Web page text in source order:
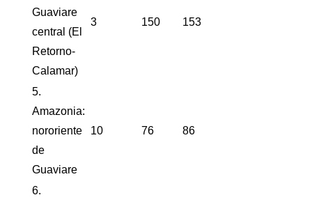
Guaviare
central (El
Retorno-
Calamar)
3 150 153
5.
Amazonia:
nororiente
de
Guaviare
10 76 86
6.